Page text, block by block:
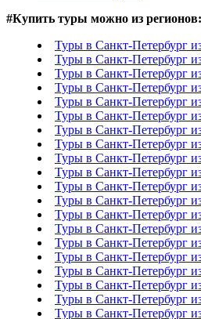
#Купить туры можно из регионов:
Туры в Санкт-Петербург
Туры в Санкт-Петербург
Туры в Санкт-Петербург
Туры в Санкт-Петербург
Туры в Санкт-Петербург
Туры в Санкт-Петербург
Туры в Санкт-Петербург
Туры в Санкт-Петербург
Туры в Санкт-Петербург
Туры в Санкт-Петербург
Туры в Санкт-Петербург
Туры в Санкт-Петербург
Туры в Санкт-Петербург
Туры в Санкт-Петербург
Туры в Санкт-Петербург
Туры в Санкт-Петербург
Туры в Санкт-Петербург
Туры в Санкт-Петербург
Туры в Санкт-Петербург
Туры в Санкт-Петербург